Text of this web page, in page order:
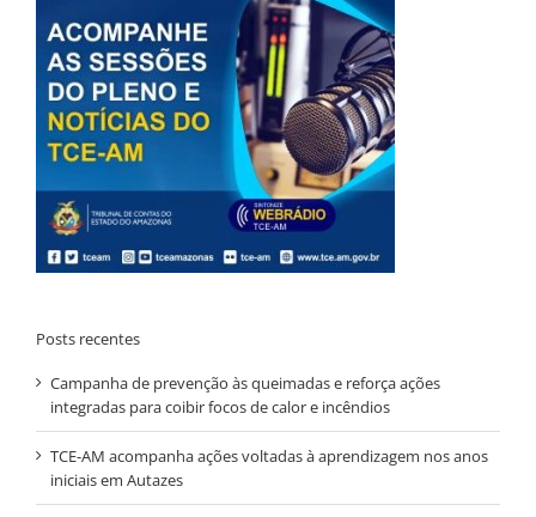
Posts recentes
Campanha de prevenção às queimadas e reforça ações
integradas para coibir focos de calor e incêndios
TCE-AM acompanha ações voltadas à aprendizagem nos anos
iniciais em Autazes